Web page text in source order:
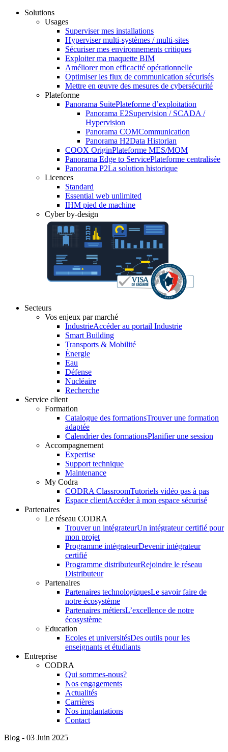
Solutions
Usages
Superviser mes installations
Hyperviser multi-systèmes / multi-sites
Sécuriser mes environnements critiques
Exploiter ma maquette BIM
Améliorer mon efficacité opérationnelle
Optimiser les flux de communication sécurisés
Mettre en œuvre des mesures de cybersécurité
Plateforme
Panorama SuitePlateforme d’exploitation
Panorama E2Supervision / SCADA /
Hypervision
Panorama COMCommunication
Panorama H2Data Historian
COOX OriginPlateforme MES/MOM
Panorama Edge to ServicePlateforme centralisée
Panorama P2La solution historique
Licences
Standard
Essential web unlimited
IHM pied de machine
Cyber by-design
Secteurs
Vos enjeux par marché
IndustrieAccéder au portail Industrie
Smart Building
Transports & Mobilité
Énergie
Eau
Défense
Nucléaire
Recherche
Service client
Formation
Catalogue des formationsTrouver une formation
adaptée
Calendrier des formationsPlanifier une session
Accompagnement
Expertise
Support technique
Maintenance
My Codra
CODRA ClassroomTutoriels vidéo pas à pas
Espace clientAccéder à mon espace sécurisé
Partenaires
Le réseau CODRA
Trouver un intégrateurUn intégrateur certifié pour
mon projet
Programme intégrateurDevenir intégrateur
certifié
Programme distributeurRejoindre le réseau
Distributeur
Partenaires
Partenaires technologiquesLe savoir faire de
notre écosystème
Partenaires métiersL’excellence de notre
écosystème
Education
Ecoles et universitésDes outils pour les
enseignants et étudiants
Entreprise
CODRA
Qui sommes-nous?
Nos engagements
Actualités
Carrières
Nos implantations
Contact
Blog - 03 Juin 2025